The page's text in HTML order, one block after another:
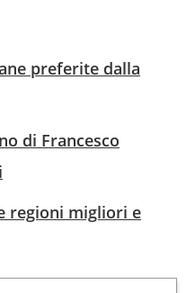
preferite dalla
di Francesco
regioni migliori e